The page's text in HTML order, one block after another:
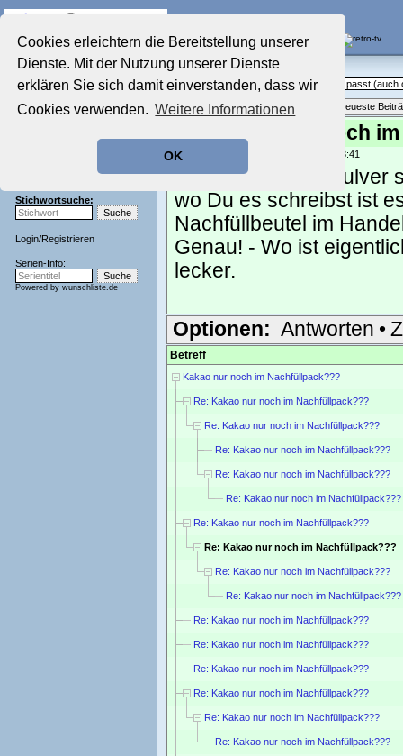
Cookies erleichtern die Bereitstellung unserer
Dienste. Mit der Nutzung unserer Dienste
erklären Sie sich damit einverstanden, dass wir
Cookies verwenden. Weitere Informationen
OK
Startseite
Aktuelles Forum
Film-Forum
Zeichentrick-Forum
Stichwortsuche:
Login/Registrieren
Serien-Info:
Powered by wunschliste.de
Sendeschluss!
Off Topic - Alles, was woanders nicht passt (auch
Themenübersicht • Neues Thema Neueste
Re: Kakao nur noch
geschrieben von: , 22.09.13 08:41
Dieses Getränkepulver
wo Du es schreibst ist
Nachfüllbeutel im
Genau! - Wo ist
lecker.
Optionen: Antworten •
Betreff
Kakao nur noch im Nachfüllpack???
Re: Kakao nur noch im Nachfüllpack???
Re: Kakao nur noch im Nachfüllpack???
Re: Kakao nur noch im Nachfüllpack???
Re: Kakao nur noch im Nachfüllpack???
Re: Kakao nur noch im Nachfüllpack???
Re: Kakao nur noch im Nachfüllpack???
Re: Kakao nur noch im Nachfüllpack???
Re: Kakao nur noch im Nachfüllpack???
Re: Kakao nur noch im Nachfüllpack???
Re: Kakao nur noch im Nachfüllpack???
Re: Kakao nur noch im Nachfüllpack???
Re: Kakao nur noch im Nachfüllpack???
Re: Kakao nur noch im Nachfüllpack???
Re: Kakao nur noch im Nachfüllpack???
Re: Kakao nur noch im Nachfüllpack???